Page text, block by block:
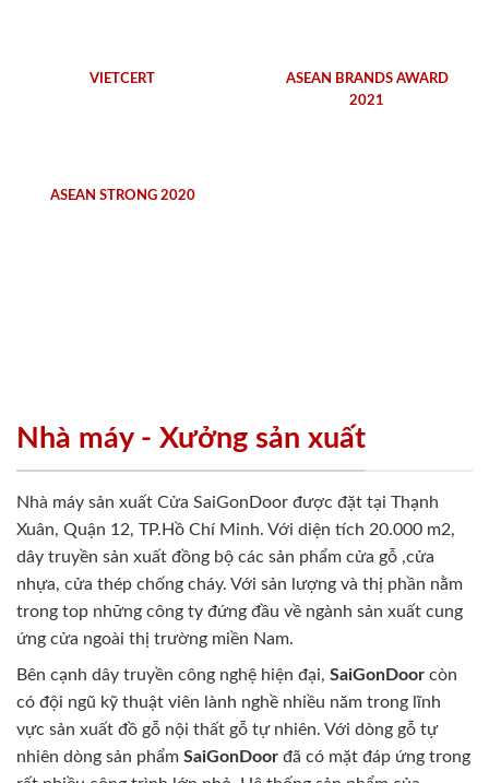
VIETCERT
ASEAN BRANDS AWARD
2021
ASEAN STRONG 2020
Nhà máy - Xưởng sản xuất
Nhà máy sản xuất Cửa SaiGonDoor được đặt tại Thạnh
Xuân, Quận 12, TP.Hồ Chí Minh. Với diện tích 20.000 m2,
dây truyền sản xuất đồng bộ các sản phẩm cửa gỗ ,cửa
nhựa, cửa thép chống cháy. Với sản lượng và thị phần nằm
trong top những công ty đứng đầu về ngành sản xuất cung
ứng cửa ngoài thị trường miền Nam.
Bên cạnh dây truyền công nghệ hiện đại, SaiGonDoor còn
có đội ngũ kỹ thuật viên lành nghề nhiều năm trong lĩnh
vực sản xuất đồ gỗ nội thất gỗ tự nhiên. Với dòng gỗ tự
nhiên dòng sản phẩm SaiGonDoor đã có mặt đáp ứng trong